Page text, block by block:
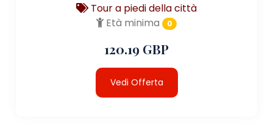
Tour a piedi della città
Età minima
0
120.19 GBP
Vedi Offerta